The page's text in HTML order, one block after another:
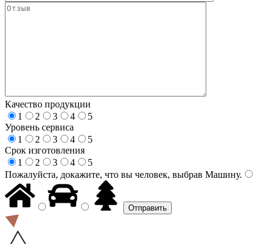
Качество продукции
1
2 3 4
5
Уровень сервиса
1
2 3 4
5
Срок изготовления
1
2 3 4
5
Пожалуйста, докажите, что вы человек, выбрав Машину.